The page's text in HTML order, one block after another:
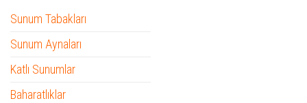
Sunum Tabakları
Sunum Aynaları
Katlı Sunumlar
Baharatlıklar